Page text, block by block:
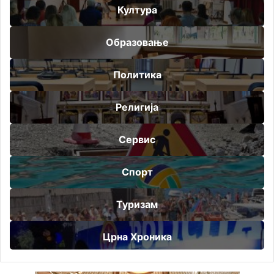
Култура
Образовање
Политика
Религија
Сервис
Спорт
Туризам
Црна Хроника